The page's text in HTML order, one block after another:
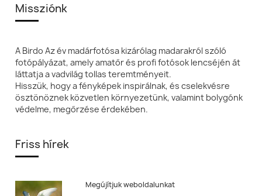
Missziónk
A Birdo Az év madárfotósa kizárólag madarakról szóló
fotópályázat, amely amatőr és profi fotósok lencséjén át
láttatja a vadvilág tollas teremtményeit.
Hisszük, hogy a fényképek inspirálnak, és cselekvésre
ösztönöznek közvetlen környezetünk, valamint bolygónk
védelme, megőrzése érdekében.
Friss hírek
Megújítjuk weboldalunkat